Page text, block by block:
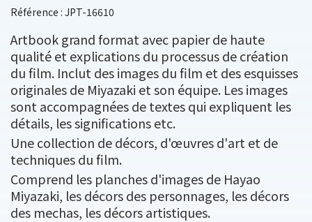
Référence : JPT-16610
Artbook grand format avec papier de haute
qualité et explications du processus de création
du film. Inclut des images du film et des esquisses
originales de Miyazaki et son équipe. Les images
sont accompagnées de textes qui expliquent les
détails, les significations etc.
Une collection de décors, d'œuvres d'art et de
techniques du film.
Comprend les planches d'images de Hayao
Miyazaki, les décors des personnages, les décors
des mechas, les décors artistiques.